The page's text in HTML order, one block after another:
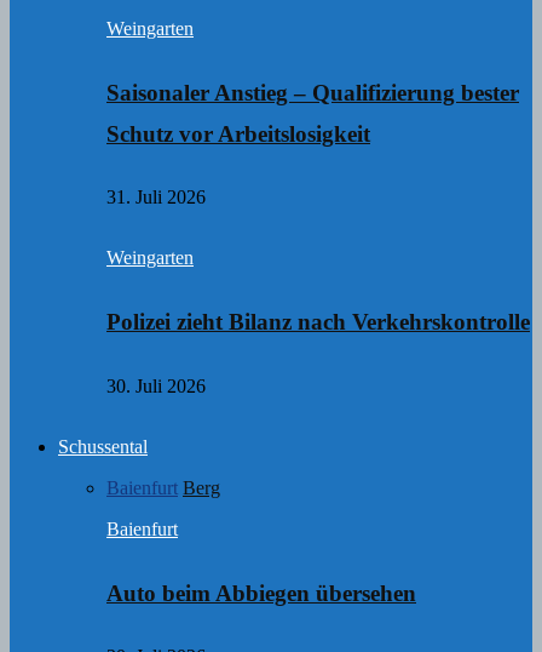
Weingarten
Saisonaler Anstieg – Qualifizierung bester
Schutz vor Arbeitslosigkeit
31. Juli 2026
Weingarten
Polizei zieht Bilanz nach Verkehrskontrolle
30. Juli 2026
Schussental
Baienfurt Berg
Baienfurt
Auto beim Abbiegen übersehen